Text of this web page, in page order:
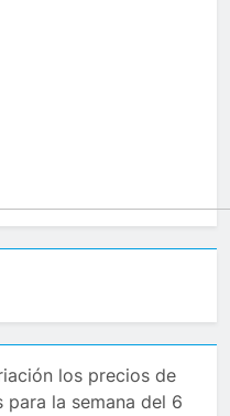
los precios de
la semana del 6